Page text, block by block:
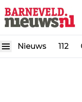
Nieuws 112